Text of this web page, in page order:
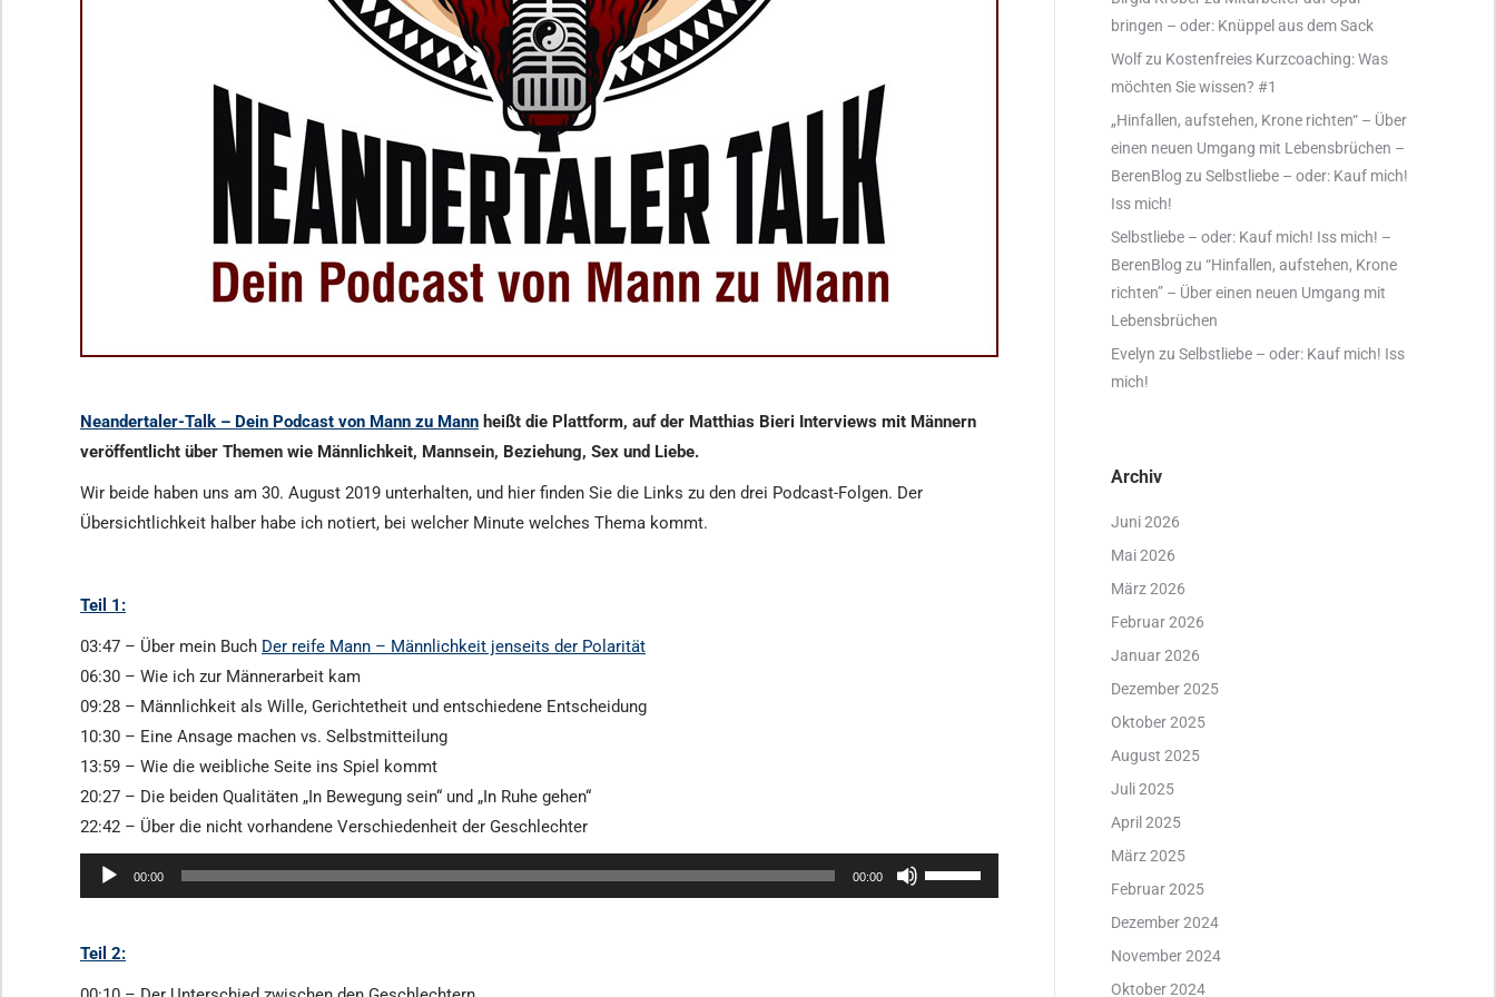
Neandertaler-Talk – Dein Podcast von Mann zu Mann heißt die Plattform, auf der Matthias Bieri Interviews mit Männern
veröffentlicht über Themen wie Männlichkeit, Mannsein, Beziehung, Sex und Liebe.
Wir beide haben uns am 30. August 2019 unterhalten, und hier finden Sie die Links zu den drei Podcast-Folgen. Der
Übersichtlichkeit halber habe ich notiert, bei welcher Minute welches Thema kommt.
Teil 1:
03:47 – Über mein Buch Der reife Mann – Männlichkeit jenseits der Polarität
06:30 – Wie ich zur Männerarbeit kam
09:28 – Männlichkeit als Wille, Gerichtetheit und entschiedene Entscheidung
10:30 – Eine Ansage machen vs. Selbstmitteilung
13:59 – Wie die weibliche Seite ins Spiel kommt
20:27 – Die beiden Qualitäten „In Bewegung sein“ und „In Ruhe gehen“
22:42 – Über die nicht vorhandene Verschiedenheit der Geschlechter
Audio-
Player
00:00 00:00
Pfeiltasten
Hoch/Runter
Teil 2:
bringen – oder: Knüppel aus dem Sack
Wolfzu Kostenfreies Kurzcoaching: Was
möchten Sie wissen? #1
„Hinfallen, aufstehen, Krone richten“ – Über
einen neuen Umgang mit Lebensbrüchen –
BerenBlog zu Selbstliebe – oder: Kauf mich!
Iss mich!
Selbstliebe – oder: Kauf mich! Iss mich! –
BerenBlog zu “Hinfallen, aufstehen, Krone
richten” – Über einen neuen Umgang mit
Lebensbrüchen
Evelyn zu Selbstliebe – oder: Kauf mich! Iss
mich!
Archiv
Juni 2026
Mai 2026
März 2026
Februar 2026
Januar 2026
Dezember 2025
Oktober 2025
August 2025
Juli 2025
April 2025
März 2025
Februar 2025
Dezember 2024
November 2024
Oktober 2024